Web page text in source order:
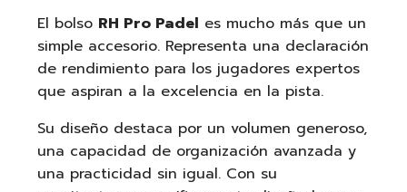
El bolso RH Pro Padel es mucho más que un
simple accesorio. Representa una declaración
de rendimiento para los jugadores expertos
que aspiran a la excelencia en la pista.
Su diseño destaca por un volumen generoso,
una capacidad de organización avanzada y
una practicidad sin igual. Con su